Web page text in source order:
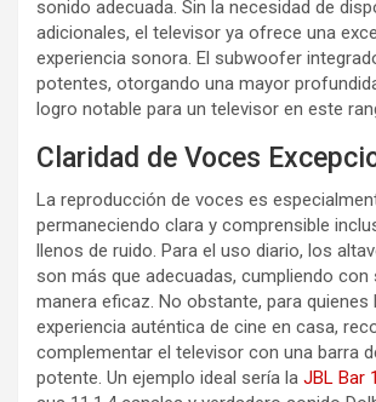
sonido adecuada. Sin la necesidad de
adicionales, el televisor ya ofrece una
experiencia sonora. El subwoofer
potentes, otorgando una mayor
logro notable para un televisor en este
Claridad de Voces
La reproducción de voces es
permaneciendo clara y comprensible
llenos de ruido. Para el uso diario, los
son más que adecuadas, cumpliendo con
manera eficaz. No obstante, para quienes
experiencia auténtica de cine en casa,
complementar el televisor con una barra
potente. Un ejemplo ideal sería la JBL Bar